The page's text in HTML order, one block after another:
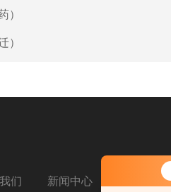
）
）
们 新闻中心